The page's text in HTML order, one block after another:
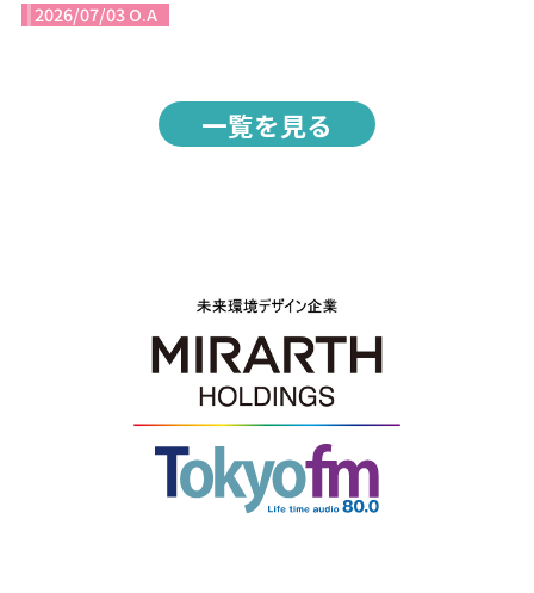
2026/07/03 O.A
一覧を見る